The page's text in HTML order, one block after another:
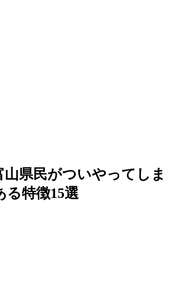
山県民がついやってしま
る特徴15選